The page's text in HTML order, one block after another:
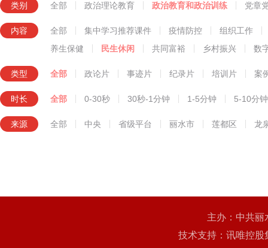
类别 全部 政治理论教育 政治教育和政治训练 党章
内容 全部 集中学习推荐课件 疫情防控
组织工作
养生保健
民生休闲 共同富裕 乡村振兴 数
类型 全部 政论片 事迹片 纪录片 培训片 案
时长 全部 0-30秒 30秒-1分钟 1-5分钟 5-10分钟
来源 全部 中央 省级平台 丽水市 莲都区 龙
主办：中共
技术支持：讯唯控